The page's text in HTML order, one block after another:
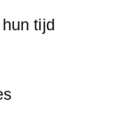
tijd